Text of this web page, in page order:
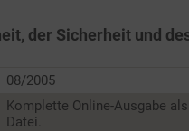
der Sicherheit und
08/2005
Komplette Online-Ausgabe als
Datei.